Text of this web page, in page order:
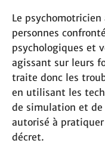
Le
personnes
psychologiques et
agissant sur leurs
traite donc les
en utilisant les
de simulation et de
autorisé à
décret.